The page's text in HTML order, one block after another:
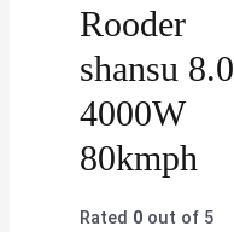
Rooder
shansu 8.0
4000W
80kmph
Rated 0 out of 5